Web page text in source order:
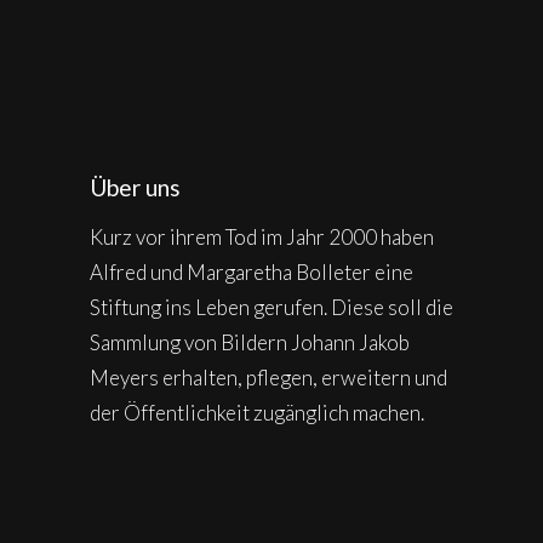
Über uns
Kurz vor ihrem Tod im Jahr 2000 haben
Alfred und Margaretha Bolleter eine
Stiftung ins Leben gerufen. Diese soll die
Sammlung von Bildern Johann Jakob
Meyers erhalten, pflegen, erweitern und
der Öffentlichkeit zugänglich machen.